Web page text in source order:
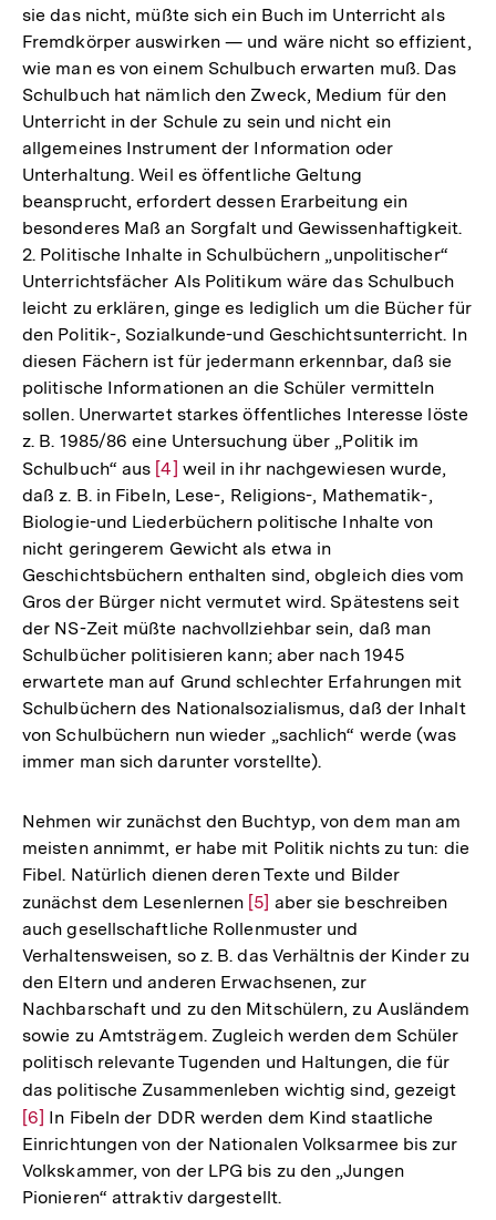
sie das nicht, müßte sich ein Buch im Unterricht als
Fremdkörper auswirken — und wäre nicht so effizient,
wie man es von einem Schulbuch erwarten muß. Das
Schulbuch hat nämlich den Zweck, Medium für den
Unterricht in der Schule zu sein und nicht ein
allgemeines Instrument der Information oder
Unterhaltung. Weil es öffentliche Geltung
beansprucht, erfordert dessen Erarbeitung ein
besonderes Maß an Sorgfalt und Gewissenhaftigkeit.
2. Politische Inhalte in Schulbüchern „unpolitischer“
Unterrichtsfächer Als Politikum wäre das Schulbuch
leicht zu erklären, ginge es lediglich um die Bücher für
den Politik-, Sozialkunde-und Geschichtsunterricht. In
diesen Fächern ist für jedermann erkennbar, daß sie
politische Informationen an die Schüler vermitteln
sollen. Unerwartet starkes öffentliches Interesse löste
z. B. 1985/86 eine Untersuchung über „Politik im
Schulbuch“ aus Zur
Auflösung
der
Fußnote
[4] weil in ihr nachgewiesen wurde,
daß z. B. in Fibeln, Lese-, Religions-, Mathematik-,
Biologie-und Liederbüchern politische Inhalte von
nicht geringerem Gewicht als etwa in
Geschichtsbüchern enthalten sind, obgleich dies vom
Gros der Bürger nicht vermutet wird. Spätestens seit
der NS-Zeit müßte nachvollziehbar sein, daß man
Schulbücher politisieren kann; aber nach 1945
erwartete man auf Grund schlechter Erfahrungen mit
Schulbüchern des Nationalsozialismus, daß der Inhalt
von Schulbüchern nun wieder „sachlich“ werde (was
immer man sich darunter vorstellte).
Nehmen wir zunächst den Buchtyp, von dem man am
meisten annimmt, er habe mit Politik nichts zu tun: die
Fibel. Natürlich dienen deren Texte und Bilder
zunächst dem Lesenlernen Zur
Auflösung
der
Fußnote
[5] aber sie beschreiben
auch gesellschaftliche Rollenmuster und
Verhaltensweisen, so z. B. das Verhältnis der Kinder zu
den Eltern und anderen Erwachsenen, zur
Nachbarschaft und zu den Mitschülern, zu Ausländem
sowie zu Amtsträgem. Zugleich werden dem Schüler
politisch relevante Tugenden und Haltungen, die für
das politische Zusammenleben wichtig sind, gezeigt
der
[6] In Fibeln der DDR werden dem Kind staatliche
Einrichtungen von der Nationalen Volksarmee bis zur
Volkskammer, von der LPG bis zu den „Jungen
Pionieren“ attraktiv dargestellt.